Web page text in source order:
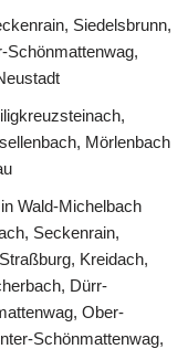
Siedelsbrunn,
Schönmattenwag,
Mörlenbach
Wald-Michelbach
Seckenrain,
Kreidach,
Dürr-
Ober-
Schönmattenwag,